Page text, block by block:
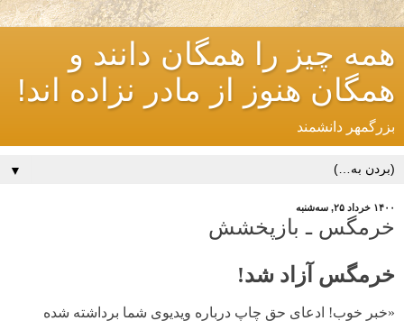
همه چیز را همگان دانند و
همگان هنوز از مادر نزاده اند!
بزرگمهر دانشمند
▼
۱۴۰۰ خرداد ۲۵, سه‌شنبه
خرمگس ـ بازپخشش
خرمگس آزاد شد!
«خبر خوب! ادعای حق چاپ درباره ویدیوی شما برداشته شده